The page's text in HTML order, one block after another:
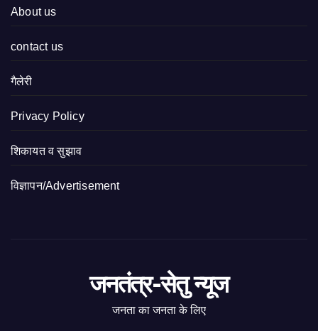
About us
contact us
गैलेरी
Privacy Policy
शिकायत व सुझाव
विज्ञापन/Advertisement
जनतंत्र-सेतु न्यूज
जनता का जनता के लिए